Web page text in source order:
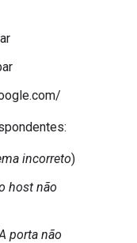
incorreto)
host não
porta não